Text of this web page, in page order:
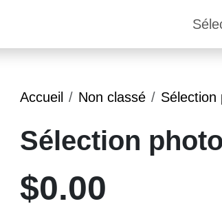
Accueil Non classé Sélection
Sélection
$0.00